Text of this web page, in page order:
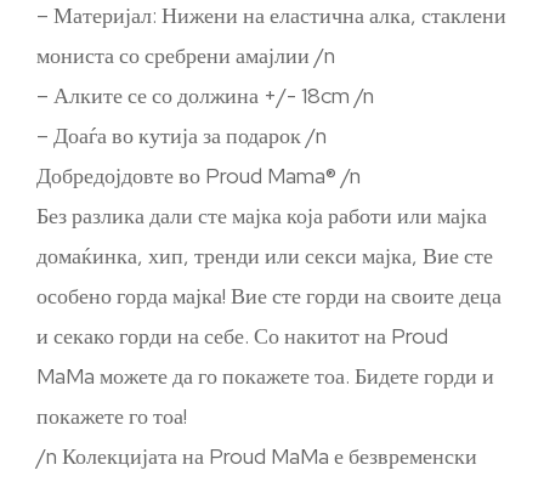
– Материјал: Нижени на еластична алка, стаклени
мониста со сребрени амајлии /n
– Алките се со должина +/- 18cm /n
– Доаѓа во кутија за подарок /n
Добредојдовте во Proud Mama® /n
Без разлика дали сте мајка која работи или мајка
домаќинка, хип, тренди или секси мајка, Вие сте
особено горда мајка! Вие сте горди на своите деца
и секако горди на себе. Со накитот на Proud
MaMa можете да го покажете тоа. Бидете горди и
покажете го тоа!
/n Колекцијата на Proud MaMa е безвременски